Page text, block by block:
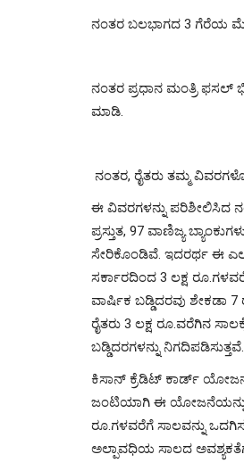
ನಂತರ ಬಲಭಾಗದ 3 ಗೆರೆಯ
ನಂತರ ಪ್ರಧಾನ ಮಂತ್ರಿ ಫಸಲ್
ಮಾಡಿ.
ನಂತರ, ರೈತರು ತಮ್ಮ
ಈ ವಿವರಗಳನ್ನು ಪರಿಶೀಲಿಸಿದ
ಪ್ರಸ್ತುತ, 97 ವಾಣಿಜ್ಯ
ಸೇರಿಕೊಂಡಿವೆ. ಇದರರ್ಥ ಈ
ಸರ್ಕಾರದಿಂದ 3 ಲಕ್ಷ
ವಾರ್ಷಿಕ ಬಡ್ಡಿದರವು ಶೇಕಡಾ 7
ರೈತರು 3 ಲಕ್ಷ ರೂ.ವರೆಗಿನ
ಬಡ್ಡಿದರಗಳನ್ನು ನಿಗದಿಪಡಿಸುತ್ತವೆ.
ಕಿಸಾನ್ ಕ್ರೆಡಿಟ್ ಕಾರ್ಡ್
ಜಂಟಿಯಾಗಿ ಈ ಯೋಜನೆಯನ್ನು
ರೂ.ಗಳವರೆಗೆ ಸಾಲವನ್ನು
ಅಲ್ಪಾವಧಿಯ ಸಾಲದ